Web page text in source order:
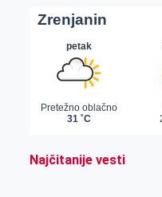
Najčitanije vesti